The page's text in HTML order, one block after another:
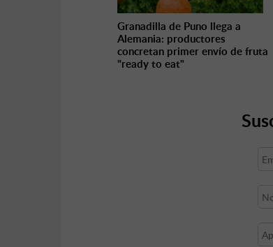
Granadilla de Puno llega a
Alemania: productores
concretan primer envío de fruta
"ready to eat"